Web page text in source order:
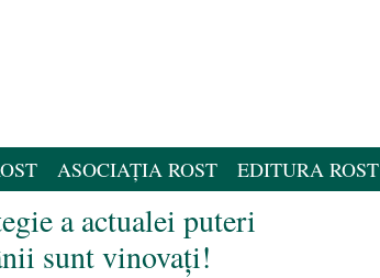
ASOCIAȚIA ROST EDITURA ROST
a actualei puteri
sunt vinovați!